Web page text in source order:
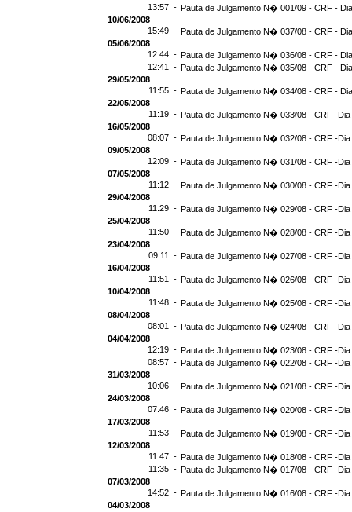
13:57 - Pauta de Julgamento N� 001/09 - CRF -
10/06/2008
15:49 - Pauta de Julgamento N� 037/08 - CRF -
05/06/2008
12:44 - Pauta de Julgamento N� 036/08 - CRF -
12:41 - Pauta de Julgamento N� 035/08 - CRF -
29/05/2008
11:55 - Pauta de Julgamento N� 034/08 - CRF -
22/05/2008
11:19 - Pauta de Julgamento N� 033/08 - CRF -Dia
16/05/2008
08:07 - Pauta de Julgamento N� 032/08 - CRF -Dia
09/05/2008
12:09 - Pauta de Julgamento N� 031/08 - CRF -Dia
07/05/2008
11:12 - Pauta de Julgamento N� 030/08 - CRF -Dia
29/04/2008
11:29 - Pauta de Julgamento N� 029/08 - CRF -Dia
25/04/2008
11:50 - Pauta de Julgamento N� 028/08 - CRF -Dia
23/04/2008
09:11 - Pauta de Julgamento N� 027/08 - CRF -Dia
16/04/2008
11:51 - Pauta de Julgamento N� 026/08 - CRF -Dia
10/04/2008
11:48 - Pauta de Julgamento N� 025/08 - CRF -Dia
08/04/2008
08:01 - Pauta de Julgamento N� 024/08 - CRF -Dia
04/04/2008
12:19 - Pauta de Julgamento N� 023/08 - CRF -Dia
08:57 - Pauta de Julgamento N� 022/08 - CRF -Dia
31/03/2008
10:06 - Pauta de Julgamento N� 021/08 - CRF -Dia
24/03/2008
07:46 - Pauta de Julgamento N� 020/08 - CRF -Dia
17/03/2008
11:53 - Pauta de Julgamento N� 019/08 - CRF -Dia
12/03/2008
11:47 - Pauta de Julgamento N� 018/08 - CRF -Dia
11:35 - Pauta de Julgamento N� 017/08 - CRF -Dia
07/03/2008
14:52 - Pauta de Julgamento N� 016/08 - CRF -Dia
04/03/2008